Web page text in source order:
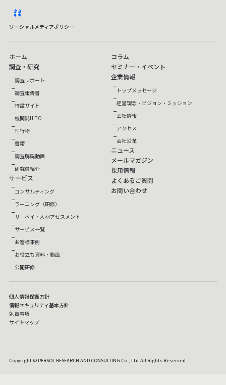
ソーシャルメディアポリシー
ホーム
調査・研究
調査レポート
調査報告書
特設サイト
機関誌HITO
刊行物
書籍
調査解説動画
研究員紹介
サービス
コンサルティング
ラーニング（研修）
サーベイ・人材アセスメント
サービス一覧
お客様事例
お役立ち資料・動画
公開研修
コラム
セミナー・イベント
企業情報
トップメッセージ
経営理念・ビジョン・ミッション
会社情報
アクセス
会社沿革
ニュース
メールマガジン
採用情報
よくあるご質問
お問い合わせ
Copyright © PERSOL RESEARCH AND CONSULTING Co., Ltd.All Rights Reserved.
個人情報保護方針
情報セキュリティ基本方針
免責事項
サイトマップ